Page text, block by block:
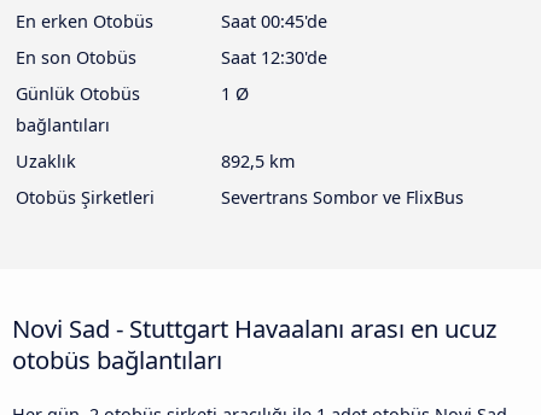
En erken Otobüs
Saat 00:45'de
En son Otobüs
Saat 12:30'de
Günlük Otobüs
bağlantıları
1 Ø
Uzaklık
892,5 km
Otobüs Şirketleri
Severtrans Sombor ve FlixBus
Novi Sad - Stuttgart Havaalanı arası en ucuz
otobüs bağlantıları